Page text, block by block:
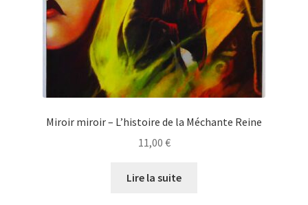
Miroir miroir – L’histoire de la Méchante Reine
11,00 €
Lire la suite